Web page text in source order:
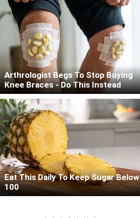
Arthrologist Begs To Stop Buying
Knee Braces - Do This Instead
Eat This Daily To Keep Sugar Below
100